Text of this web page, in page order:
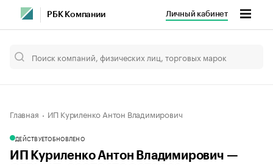
РБК Компании Личный кабинет
Главная ИП Куриленко Антон Владимирович
ДЕЙСТВУЕТОБНОВЛЕНО
ИП Куриленко Антон Владимирович —